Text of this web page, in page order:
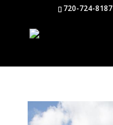
720-724-8187